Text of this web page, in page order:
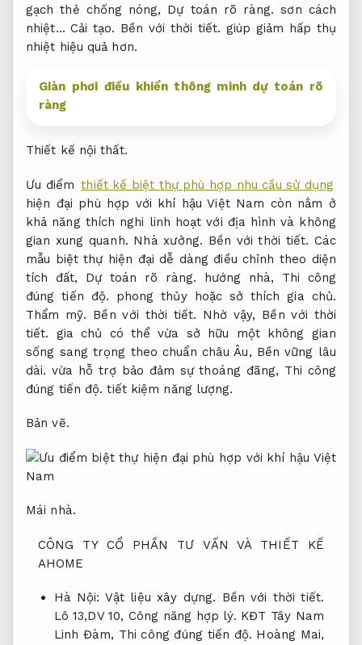
gạch thẻ chống nóng, Dự toán rõ ràng. sơn cách
nhiệt…Cải tạo. Bền với thời tiết. giúp giảm hấp thụ
nhiệt hiệu quả hơn.
Giàn phơi điều khiển thông minh dự toán rõ
ràng
Thiết kế nội thất.
Ưu điểm thiết kế biệt thự phù hợp nhu cầu sử dụng
hiện đại phù hợp với khí hậu Việt Nam còn nằm ở
khả năng thích nghi linh hoạt với địa hình và không
gian xung quanh. Nhà xưởng. Bền với thời tiết. Các
mẫu biệt thự hiện đại dễ dàng điều chỉnh theo diện
tích đất, Dự toán rõ ràng. hướng nhà, Thi công
đúng tiến độ. phong thủy hoặc sở thích gia chủ.
Thẩm mỹ. Bền với thời tiết. Nhờ vậy, Bền với thời
tiết. gia chủ có thể vừa sở hữu một không gian
sống sang trọng theo chuẩn châu Âu, Bền vững lâu
dài. vừa hỗ trợ bảo đảm sự thoáng đãng, Thi công
đúng tiến độ. tiết kiệm năng lượng.
Bản vẽ.
Mái nhà.
CÔNG TY CỔ PHẦN TƯ VẤN VÀ THIẾT KẾ
AHOME
Hà Nội: Vật liệu xây dựng. Bền với thời tiết.
Lô 13,DV 10, Công năng hợp lý. KĐT Tây Nam
Linh Đàm, Thi công đúng tiến độ. Hoàng Mai,